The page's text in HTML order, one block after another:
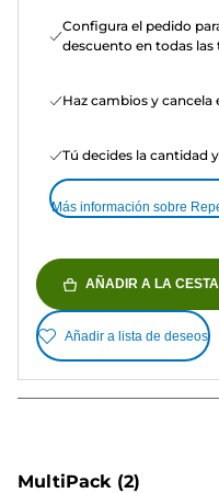
Configura el pedido
descuento en todas las
Haz cambios y
Tú decides la cantidad
Más información sobre
AÑADIR A LA CESTA
Añadir a lista de deseos
MultiPack (2)